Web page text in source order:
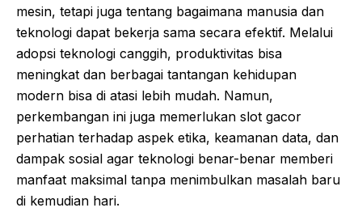
mesin, tetapi juga tentang bagaimana manusia dan
teknologi dapat bekerja sama secara efektif. Melalui
adopsi teknologi canggih, produktivitas bisa
meningkat dan berbagai tantangan kehidupan
modern bisa di atasi lebih mudah. Namun,
perkembangan ini juga memerlukan slot gacor
perhatian terhadap aspek etika, keamanan data, dan
dampak sosial agar teknologi benar-benar memberi
manfaat maksimal tanpa menimbulkan masalah baru
di kemudian hari.